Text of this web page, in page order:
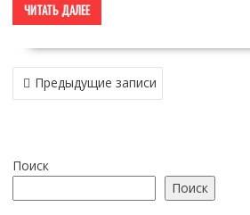
ЧИТАТЬ ДАЛЕЕ
НАВИГАЦИЯ
ПО Предыдущие записи
Поиск
Поиск